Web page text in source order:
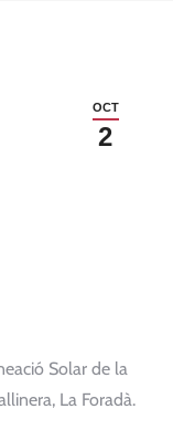
OCT
2
Solar de la
La Foradà.